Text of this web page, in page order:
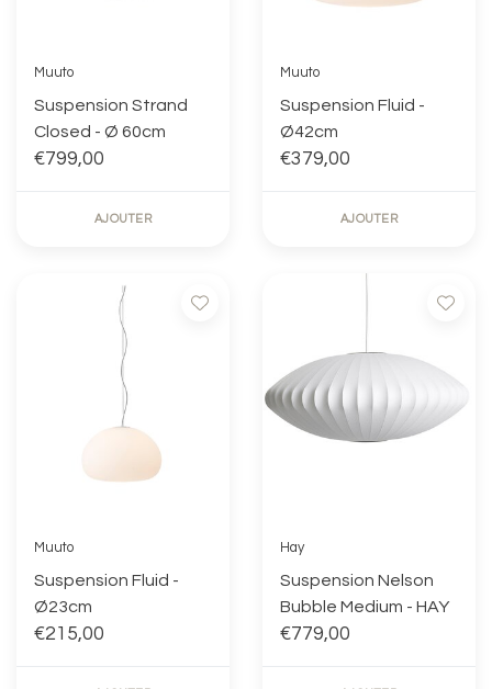
Muuto
Suspension Strand
Closed - Ø 60cm
€799,00
AJOUTER
Muuto
Suspension Fluid -
Ø42cm
€379,00
AJOUTER
Muuto
Suspension Fluid -
Ø23cm
€215,00
Hay
Suspension Nelson
Bubble Medium - HAY
€779,00